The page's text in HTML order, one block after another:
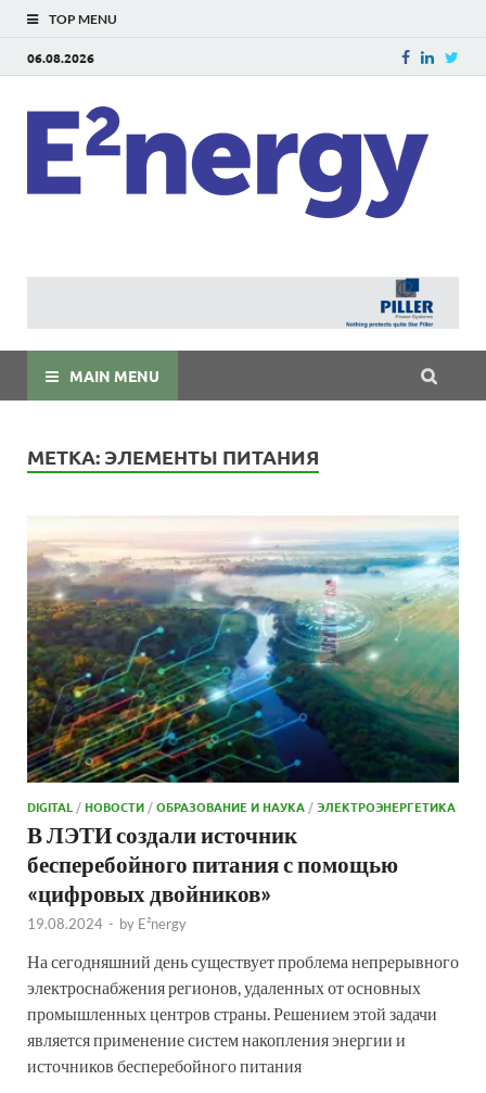
TOP MENU
06.08.2026
MAIN MENU
МЕТКА: ЭЛЕМЕНТЫ ПИТАНИЯ
DIGITAL /НОВОСТИ /ОБРАЗОВАНИЕ И НАУКА /ЭЛЕКТРОЭНЕРГЕТИКА
В ЛЭТИ создали источник
бесперебойного питания с помощью
«цифровых двойников»
19.08.2024 - by E²nergy
На сегодняшний день существует проблема непрерывного
электроснабжения регионов, удаленных от основных
промышленных центров страны. Решением этой задачи
является применение систем накопления энергии и
источников бесперебойного питания